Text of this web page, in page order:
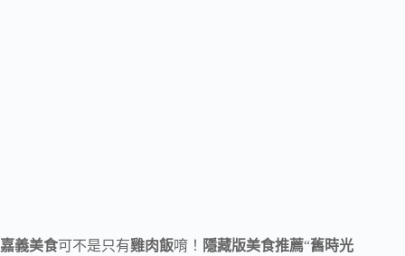
嘉義美食可不是只有雞肉飯唷！ 隱藏版美食推薦“舊時光